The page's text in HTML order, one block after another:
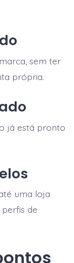
sem ter
própria.
já está pronto
uma loja
de